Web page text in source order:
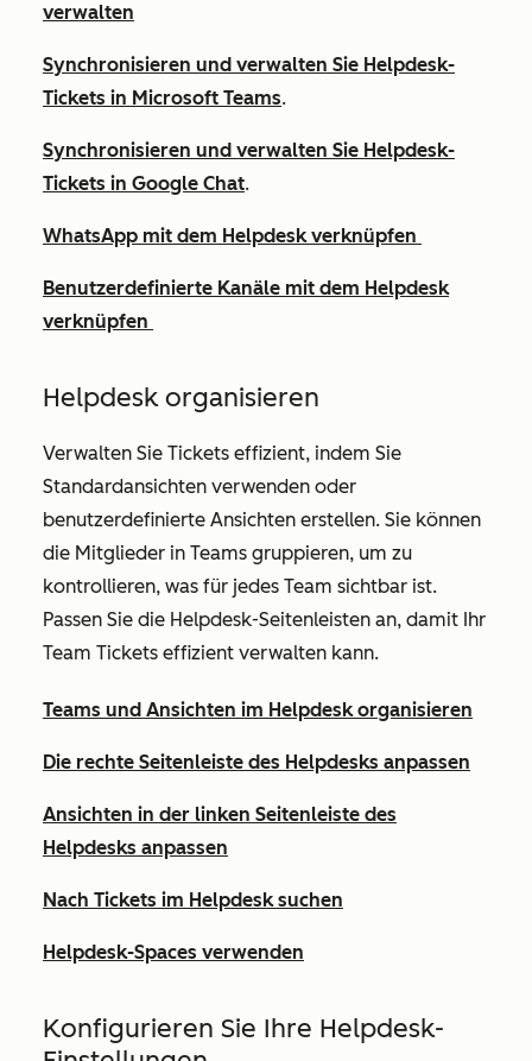
verwalten
Synchronisieren und verwalten Sie Helpdesk-
Tickets in Microsoft Teams.
Synchronisieren und verwalten Sie Helpdesk-
Tickets in Google Chat.
WhatsApp mit dem Helpdesk verknüpfen
Benutzerdefinierte Kanäle mit dem Helpdesk
verknüpfen
Helpdesk organisieren
Verwalten Sie Tickets effizient, indem Sie
Standardansichten verwenden oder
benutzerdefinierte Ansichten erstellen. Sie können
die Mitglieder in Teams gruppieren, um zu
kontrollieren, was für jedes Team sichtbar ist.
Passen Sie die Helpdesk-Seitenleisten an, damit Ihr
Team Tickets effizient verwalten kann.
Teams und Ansichten im Helpdesk organisieren
Die rechte Seitenleiste des Helpdesks anpassen
Ansichten in der linken Seitenleiste des
Helpdesks anpassen
Nach Tickets im Helpdesk suchen
Helpdesk-Spaces verwenden
Konfigurieren Sie Ihre Helpdesk-